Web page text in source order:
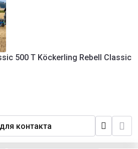
500 T Köckerling Rebell Classic
контакта